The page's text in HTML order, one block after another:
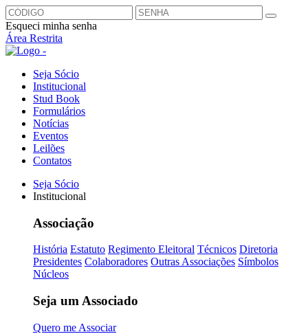
Esqueci minha senha
Área Restrita
Seja Sócio
Institucional
Stud Book
Formulários
Notícias
Eventos
Leilões
Contatos
Seja Sócio
Institucional
Associação
História Estatuto Regimento Eleitoral Técnicos Diretoria
Presidentes Colaboradores Outras Associações Símbolos
Núcleos
Seja um Associado
Quero me Associar